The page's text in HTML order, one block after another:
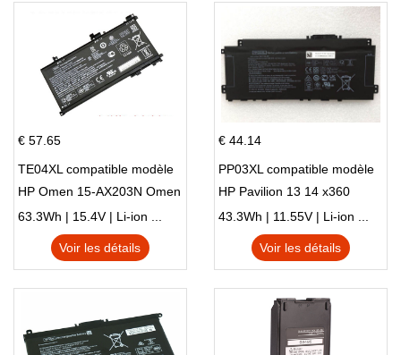
€ 57.65
TE04XL compatible modèle
HP Omen 15-AX203N Omen
15 Series Pavilion 15 Series
63.3Wh | 15.4V | Li-ion ...
Voir les détails
€ 44.14
PP03XL compatible modèle
HP Pavilion 13 14 x360
L83388-AC1 L83388-421
HSTNN-LB8S M01118-421
M01144-005 13-BB 14-DV
43.3Wh | 11.55V | Li-ion ...
Voir les détails